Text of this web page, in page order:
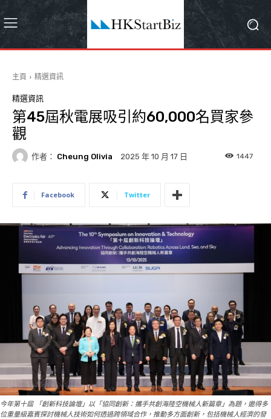
主頁 精選資訊
精選資訊
第45屆秋電展吸引約60,000名買家參
觀
作者： Cheung Olivia 2025 年 10 月 17 日 1447
Facebook Twitter
今年第十屆 「創新科技論壇」以「協同創新：攜手共創海陸空機械人新篇章」為題，邀得多
位重量級嘉賓探討機械人技術如何透過跨領域合作，推動多方面創新，包括機械人經濟的發